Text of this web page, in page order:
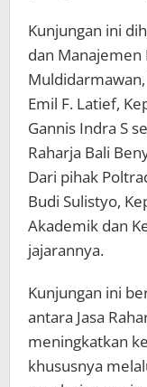
Kunjungan ini
dan Manajemen
Emil F. Latief,
Gannis Indra S
Raharja Bali
Dari pihak
Budi Sulistyo,
Akademik dan
jajarannya.
Kunjungan ini
antara Jasa
meningkatkan
khususnya